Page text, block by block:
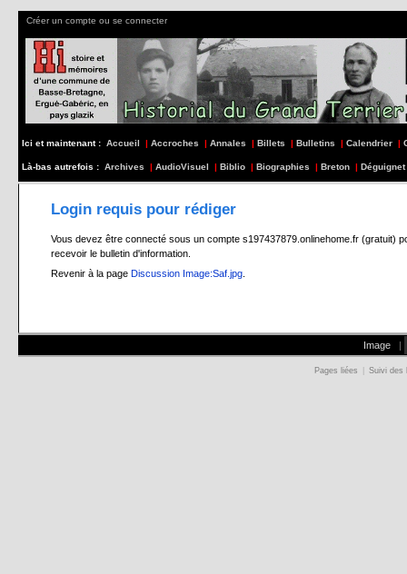
Créer un compte ou se connecter
Ici et maintenant : Accueil | Accroches | Annales | Billets | Bulletins | Calendrier |
Là-bas autrefois : Archives | AudioVisuel | Biblio | Biographies | Breton | Déguignet
Login requis pour rédiger
Vous devez être connecté sous un compte s197437879.onlinehome.fr (gratuit)
recevoir le bulletin d'information.
Revenir à la page Discussion Image:Saf.jpg
Image |
Pages liées Suivi des